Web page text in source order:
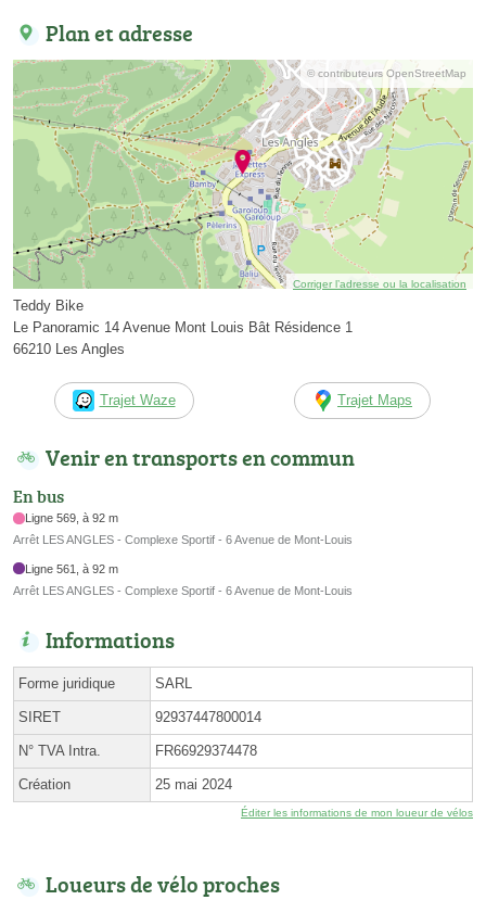
Plan et adresse
© contributeurs OpenStreetMap
Corriger l’adresse ou la localisation
Teddy Bike
Le Panoramic 14 Avenue Mont Louis Bât Résidence 1
66210 Les Angles
Trajet Waze Trajet Maps
Venir en transports en commun
En bus
Ligne 569, à 92 m
Arrêt LES ANGLES - Complexe Sportif - 6 Avenue de Mont-Louis
Ligne 561, à 92 m
Arrêt LES ANGLES - Complexe Sportif - 6 Avenue de Mont-Louis
Informations
Forme juridique SARL
SIRET 92937447800014
N° TVA Intra. FR66929374478
Création 25 mai 2024
Éditer les informations de mon loueur de vélos
Loueurs de vélo proches